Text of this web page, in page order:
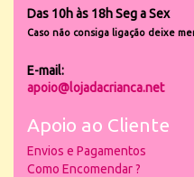
Das 10h às 18h Seg a Sex
Caso não consiga ligação deixe
E-mail:
apoio@lojadacrianca.net
Apoio ao Cliente
Envios e Pagamentos
Como Encomendar ?